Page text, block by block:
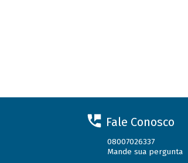
Fale Conosco
08007026337
Mande sua pergunta